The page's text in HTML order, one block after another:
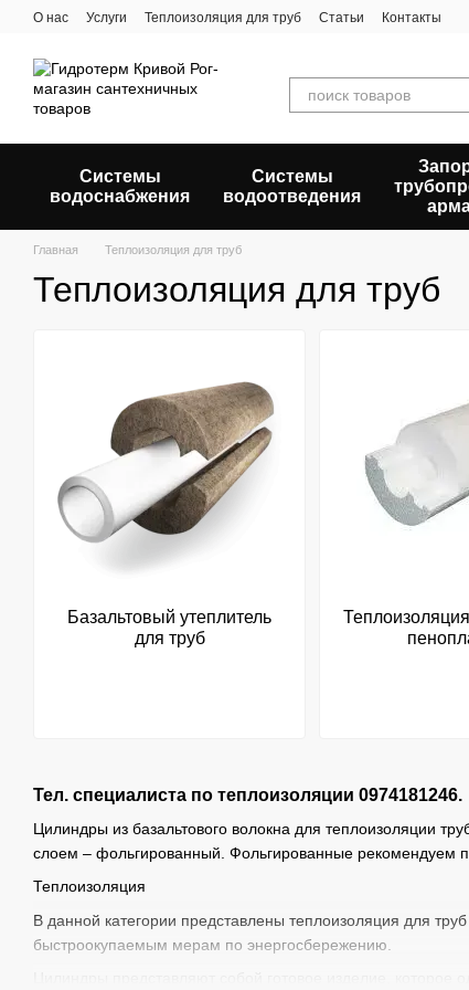
Перейти к основному контенту
О нас Услуги Теплоизоляция для труб Статьи Контакты
Системы
водоснабжения
Системы
водоотведения
Главная Теплоизоляция для труб
Теплоизоляция для труб
Тел. специалиста по теплоизоляции 0974181246.
Цилиндры из базальтового волокна для теплоизоляции
слоем – фольгированный. Фольгированные рекомендуем
Теплоизоляция
В данной категории представлены теплоизоляция для
быстроокупаемым мерам по энергосбережению.
Базальтовый утеплитель
для труб